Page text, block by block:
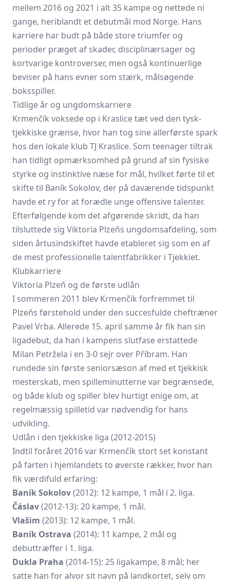
mellem 2016 og 2021 i alt 35 kampe og nettede ni
gange, heriblandt et debutmål mod Norge. Hans
karriere har budt på både store triumfer og
perioder præget af skader, disciplinærsager og
kortvarige kontroverser, men også kontinuerlige
beviser på hans evner som stærk, målsøgende
boksspiller.
Tidlige år og ungdomskarriere
Krmenčík voksede op i Kraslice tæt ved den tysk-
tjekkiske grænse, hvor han tog sine allerførste spark
hos den lokale klub TJ Kraslice. Som teenager tiltrak
han tidligt opmærksomhed på grund af sin fysiske
styrke og instinktive næse for mål, hvilket førte til et
skifte til Baník Sokolov, der på daværende tidspunkt
havde et ry for at forædle unge offensive talenter.
Efterfølgende kom det afgørende skridt, da han
tilsluttede sig Viktoria Plzeňs ungdomsafdeling, som
siden årtusindskiftet havde etableret sig som en af
de mest professionelle talentfabrikker i Tjekkiet.
Klubkarriere
Viktoria Plzeň og de første udlån
I sommeren 2011 blev Krmenčík forfremmet til
Plzeňs førstehold under den succesfulde cheftræner
Pavel Vrba. Allerede 15. april samme år fik han sin
ligadebut, da han i kampens slutfase erstattede
Milan Petržela i en 3-0 sejr over Příbram. Han
rundede sin første seniorsæson af med et tjekkisk
mesterskab, men spilleminutterne var begrænsede,
og både klub og spiller blev hurtigt enige om, at
regelmæssig spilletid var nødvendig for hans
udvikling.
Udlån i den tjekkiske liga (2012-2015)
Indtil foråret 2016 var Krmenčík stort set konstant
på farten i hjemlandets to øverste rækker, hvor han
fik værdifuld erfaring:
Baník Sokolov(2012): 12 kampe, 1 mål i 2. liga.
Čáslav(2012-13): 20 kampe, 1 mål.
Vlašim (2013): 12 kampe, 1 mål.
Baník Ostrava (2014): 11 kampe, 2 mål og
debuttræffer i 1. liga.
Dukla Praha (2014-15): 25 ligakampe, 8 mål; her
satte han for alvor sit navn på landkortet, selv om